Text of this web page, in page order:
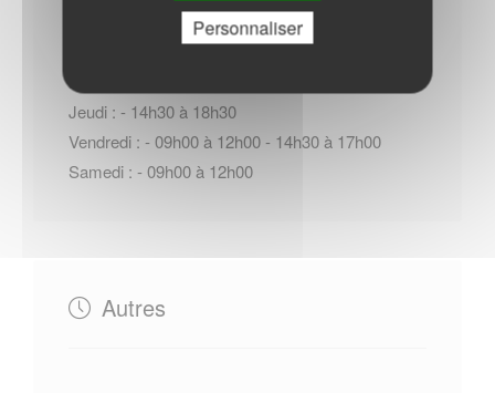
Lundi : - 09h00 à 12h00 - 14h30 à 17h00
Du Mardi au Mercredi : - 09h00 à 12h00
Jeudi : - 14h30 à 18h30
Vendredi : - 09h00 à 12h00 - 14h30 à 17h00
Samedi : - 09h00 à 12h00
Autres
Personnaliser